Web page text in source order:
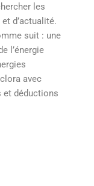
les
d’actualité.
suit : une
l’énergie
avec
et déductions